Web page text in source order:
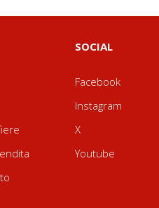
SOCIAL
Facebook
Instagram
X
Youtube